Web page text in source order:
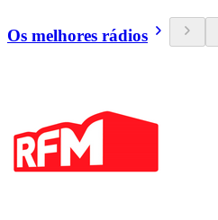
Os melhores rádios